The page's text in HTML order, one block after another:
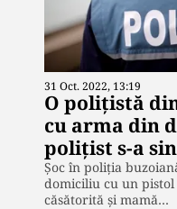
31 Oct. 2022, 13:19
O polițistă
cu arma din
polițist s-a
Șoc în poliția
domiciliu cu un pistol
căsătorită și mamă…